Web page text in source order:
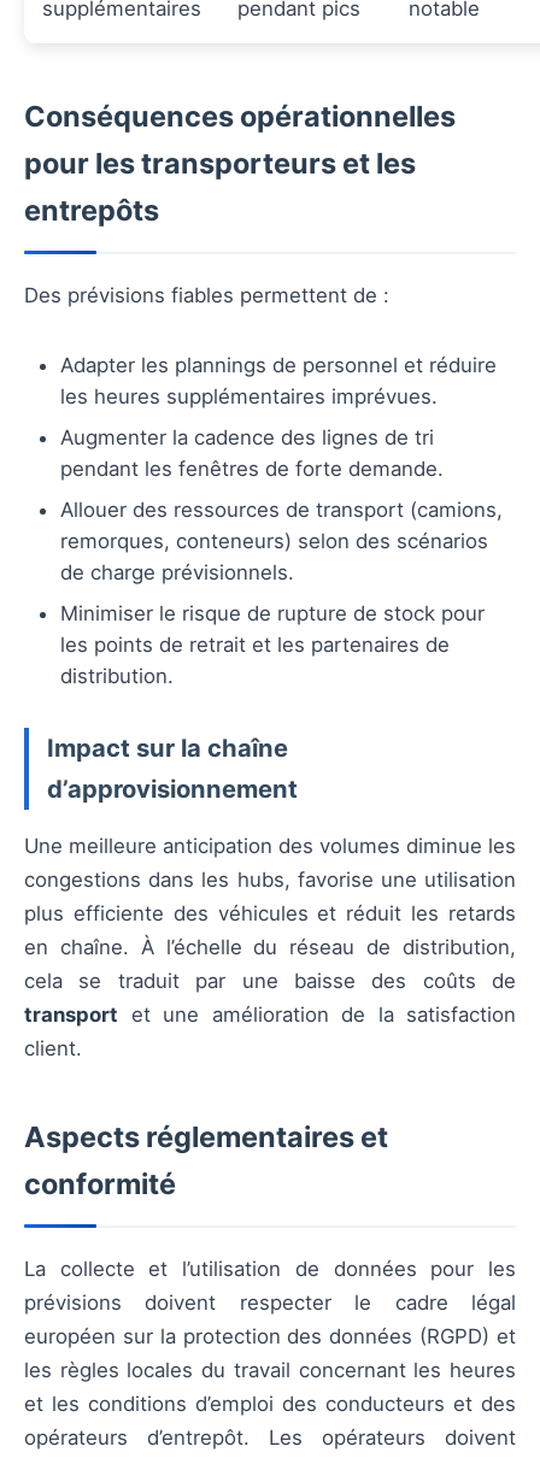
supplémentaires pendant pics notable
Conséquences opérationnelles
pour les transporteurs et les
entrepôts
Des prévisions fiables permettent de :
Adapter les plannings de personnel et réduire
les heures supplémentaires imprévues.
Augmenter la cadence des lignes de tri
pendant les fenêtres de forte demande.
Allouer des ressources de transport (camions,
remorques, conteneurs) selon des scénarios
de charge prévisionnels.
Minimiser le risque de rupture de stock pour
les points de retrait et les partenaires de
distribution.
Impact sur la chaîne
d’approvisionnement
Une meilleure anticipation des volumes diminue les
congestions dans les hubs, favorise une utilisation
plus efficiente des véhicules et réduit les retards
en chaîne. À l’échelle du réseau de distribution,
cela se traduit par une baisse des coûts de
transport et une amélioration de la satisfaction
client.
Aspects réglementaires et
conformité
La collecte et l’utilisation de données pour les
prévisions doivent respecter le cadre légal
européen sur la protection des données (RGPD) et
les règles locales du travail concernant les heures
et les conditions d’emploi des conducteurs et des
opérateurs d’entrepôt. Les opérateurs doivent